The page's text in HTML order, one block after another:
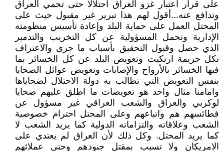
على قرار اعتبار غزو العراق احتلالاً حتى تحمي العراق
وتدافع عنه...أقول لهم هذا تبرير غير مقبول حيث على
المحتل العمل على حماية البلد وإعادة تأسيس منظومته
الإدارية وتحمل المسؤولية عن كل التخريب والتدمير
الذي حصل وقبول التحقيق بأسباب ما جرى والاعتراف
بكل جريمة ارتكبت وتعويض البلد عن كل الخسائر بما
فيها الخسائر بالأرواح والإصابات وتعويض عوائل الضحايا
بنفس التعويض التي تطالب به دولة الاحتلال لضحاياها
وامامنا مثال واحد هو تعويضات ما اطلق عليهم ضحايا
لوكربي والعراق والشعب العراقي غير مسؤول عن
فطائسهم هم واتباعهم وعلى المحتل احترام خصوصية
الشعب وعلاقاته والتزاماته الدولية كما يريد الشعب لا
كما يريد المحتل. وكل ذلك لأن العراق لم يعتدي على
الامريكان ولا تسبب بمقتل جنودهم وحتى عملائهم